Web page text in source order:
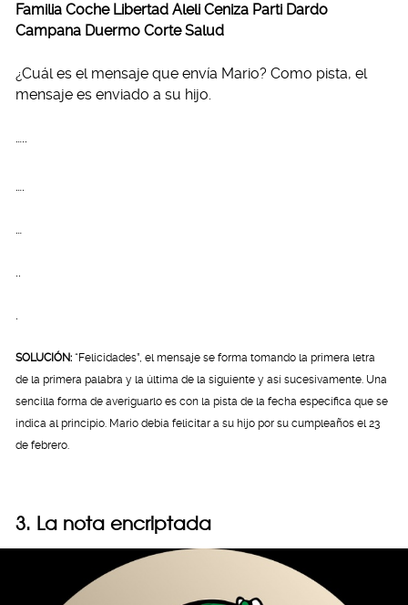
Familia Coche Libertad Aleli Ceniza Parti Dardo
Campana Duermo Corte Salud
¿Cuál es el mensaje que envía Mario? Como pista, el
mensaje es enviado a su hijo.
…..
….
…
..
.
SOLUCIÓN: “Felicidades”, el mensaje se forma tomando la primera letra
de la primera palabra y la última de la siguiente y así sucesivamente. Una
sencilla forma de averiguarlo es con la pista de la fecha específica que se
indica al principio. Mario debía felicitar a su hijo por su cumpleaños el 23
de febrero.
3. La nota encriptada